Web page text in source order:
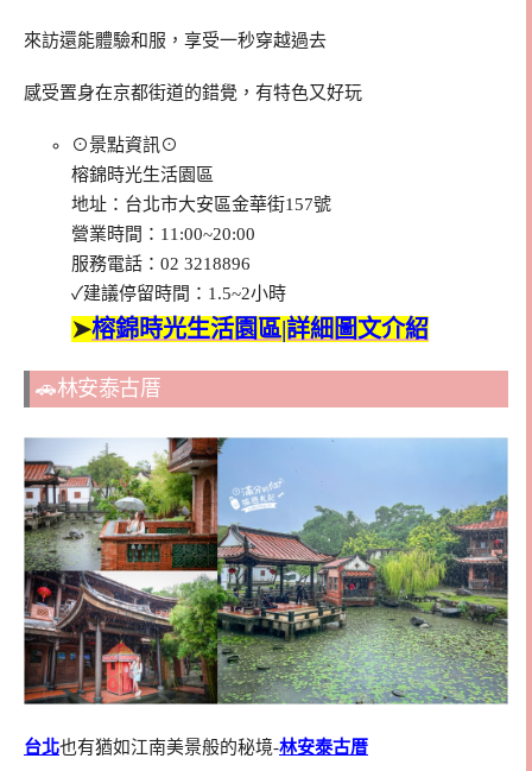
來訪還能體驗和服，享受一秒穿越過去
感受置身在京都街道的錯覺，有特色又好玩
⊙景點資訊⊙
榕錦時光生活園區
地址：台北市大安區金華街157號
營業時間：11:00~20:00
服務電話：02 3218896
✓建議停留時間：1.5~2小時
➤榕錦時光生活園區|詳細圖文介紹
🚗林安泰古厝
台北也有猶如江南美景般的秘境-林安泰古厝